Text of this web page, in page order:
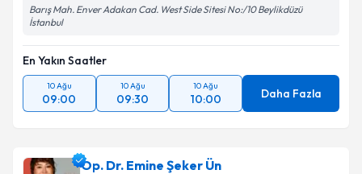
Barış Mah. Enver Adakan Cad. West Side Sitesi No:/10 Beylikdüzü
İstanbul
En Yakın Saatler
10 Ağu
09:00
10 Ağu
09:30
10 Ağu
10:00 Daha Fazla
Op. Dr. Emine Şeker Ün